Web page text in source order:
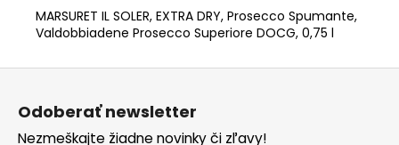
MARSURET IL SOLER, EXTRA DRY, Prosecco Spumante,
Valdobbiadene Prosecco Superiore DOCG, 0,75 l
Z
Odoberať newsletter
Nezmeškajte žiadne novinky či zľavy!